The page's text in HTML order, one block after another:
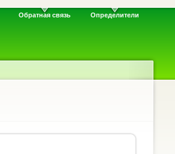
Обратная связь Определители